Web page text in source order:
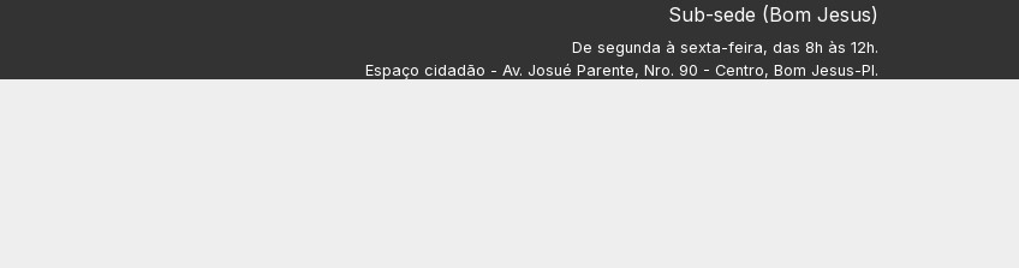
Sub-sede (Bom Jesus)
De segunda à sexta-feira, das 8h às 12h.
Espaço cidadão - Av. Josué Parente, Nro. 90 - Centro, Bom Jesus-PI.